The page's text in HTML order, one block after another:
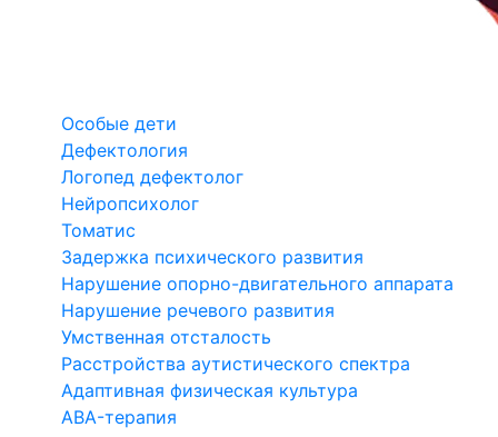
Особые дети
Дефектология
Логопед дефектолог
Нейропсихолог
Томатис
Задержка психического развития
Нарушение опорно-двигательного аппарата
Нарушение речевого развития
Умственная отсталость
Расстройства аутистического спектра
Адаптивная физическая культура
ABA-терапия